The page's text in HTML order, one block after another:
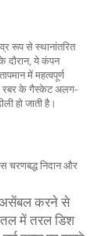
रूप से स्थानांतरित
दौरान, ये कंपन
में महत्वपूर्ण
रबर के गैस्केट अलग-
हो जाती है।
चरणबद्ध निदान और
असेंबल करने से
में तरल डिश